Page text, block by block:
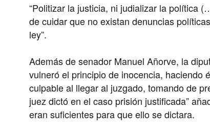
“Politizar la justicia, ni judializar la política
de cuidar que no existan denuncias
ley”.
Además de senador Manuel Añorve, la
vulneró el principio de inocencia, haciendo
culpable al llegar al juzgado, tomando de
juez dictó en el caso prisión justificada”
eran suficientes para que ello se dictara.